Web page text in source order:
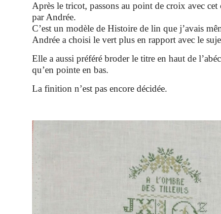
Après le tricot, passons au point de croix avec cet
par Andrée.
C’est un modèle de Histoire de lin que j’avais
Andrée a choisi le vert plus en rapport avec le
Elle a aussi préféré broder le titre en haut de
qu’en pointe en bas.
La finition n’est pas encore décidée.